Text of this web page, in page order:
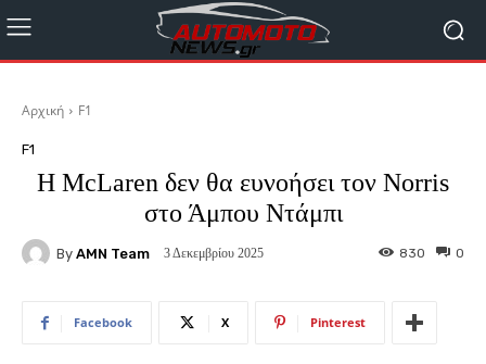
Αρχική F1
F1
Η McLaren δεν θα ευνοήσει τον Norris
στο Άμπου Ντάμπι
By AMN Team 3 Δεκεμβρίου 2025 0
830
Facebook X Pinterest